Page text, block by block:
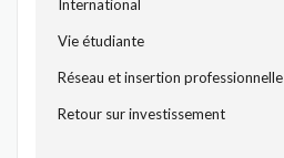
International
Vie étudiante
Réseau et insertion professionnelle
Retour sur investissement